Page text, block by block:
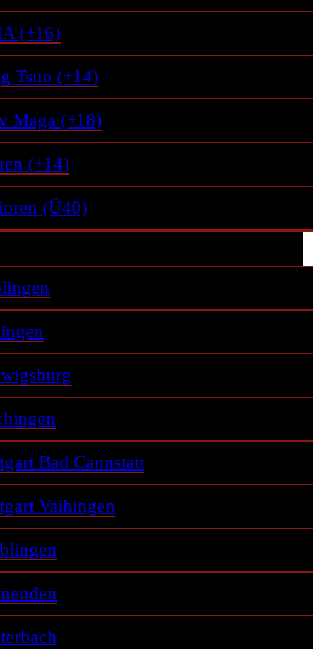
(+16)
Tsun (+14)
Maga (+18)
(+14)
(Ü40)
Bad Cannstatt
Vaihingen